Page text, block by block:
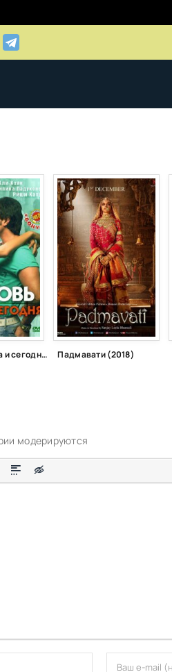
Любовь вчера и сегодня (2009) Падмавати (2018)
модерируются